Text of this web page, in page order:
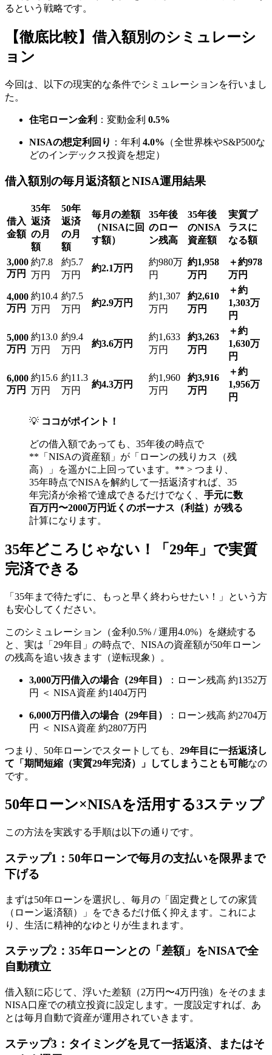
るという戦略です。
【徹底比較】借入額別のシミュレーシ
ョン
今回は、以下の現実的な条件でシミュレーションを行いまし
た。
住宅ローン金利 ：変動金利 0.5%
NISAの想定利回り ：年利 4.0% （全世界株やS&P500な
どのインデックス投資を想定）
借入額別の毎月返済額とNISA運用結果
借入
金額
35年
返済
の月
額
50年
返済
の月
額
毎月の差額
（NISAに回
す額）
35年後
のロー
ン残高
35年後
のNISA
資産額
実質プ
ラスに
なる額
3,000
万円
約7.8
万円
約5.7
万円
約2.1万円
約980万
円
約1,958
万円
＋約978
万円
4,000
万円
約10.4
万円
約7.5
万円
約2.9万円
約1,307
万円
約2,610
万円
＋約
1,303万
円
5,000
万円
約13.0
万円
約9.4
万円
約3.6万円
約1,633
万円
約3,263
万円
＋約
1,630万
円
6,000
万円
約15.6
万円
約11.3
万円
約4.3万円
約1,960
万円
約3,916
万円
＋約
1,956万
円
💡 ココがポイント！
どの借入額であっても、35年後の時点で
**「NISAの資産額」が「ローンの残りカス（残
高）」を遥かに上回っています。** > つまり、
35年時点でNISAを解約して一括返済すれば、35
年完済が余裕で達成できるだけでなく、 手元に数
百万円〜2000万円近くのボーナス（利益）が残る
計算になります。
35年どころじゃない！「29年」で実質
完済できる
「35年まで待たずに、もっと早く終わらせたい！」という方
も安心してください。
このシミュレーション（金利0.5% / 運用4.0%）を継続する
と、実は「29年目」の時点で、NISAの資産額が50年ローン
の残高を追い抜きます（逆転現象）。
3,000万円借入の場合（29年目）
：ローン残高 約1352万
円 ＜ NISA資産 約1404万円
6,000万円借入の場合（29年目）
：ローン残高 約2704万
円 ＜ NISA資産 約2807万円
つまり、50年ローンでスタートしても、 29年目に一括返済し
て「期間短縮（実質29年完済）」してしまうことも可能なの
です。
50年ローン×NISAを活用する3ステップ
この方法を実践する手順は以下の通りです。
ステップ1：50年ローンで毎月の支払いを限界まで
下げる
まずは50年ローンを選択し、毎月の「固定費としての家賃
（ローン返済額）」をできるだけ低く抑えます。これによ
り、生活に精神的なゆとりが生まれます。
ステップ2：35年ローンとの「差額」をNISAで全
自動積立
借入額に応じて、浮いた差額（2万円〜4万円強）をそのまま
NISA口座での積立投資に設定します。一度設定すれば、あ
とは毎月自動で資産が運用されていきます。
ステップ3：タイミングを見て一括返済、またはそ